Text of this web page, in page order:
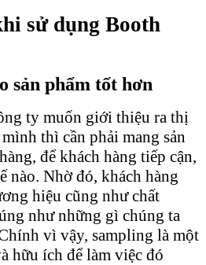
sử dụng Booth
sản phẩm tốt hơn
ty muốn giới thiệu ra thị
thì cần phải mang sản
để khách hàng tiếp cận,
nào. Nhờ đó, khách hàng
hiệu cũng như chất
như những gì chúng ta
vì vậy, sampling là một
hữu ích để làm việc đó